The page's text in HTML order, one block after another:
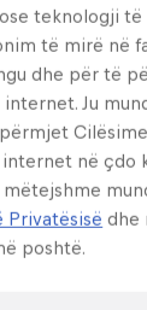
teknologji të
të mirë në
dhe për të
Ju
në çdo
Privatësisë dhe
poshtë.